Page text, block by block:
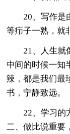
20、写作是
等疖子一熟，就
21、人生就
中间的时候一知
辣，都是我们最
书，宁静致远。
22、学习的
二、做比说重